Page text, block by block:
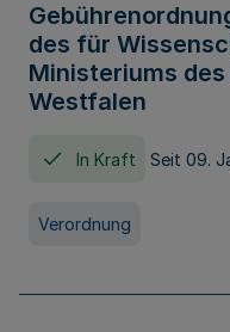
des für
Ministeriums
Westfalen
In Kraft Seit 09.
Verordnung